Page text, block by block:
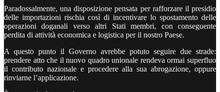
Paradossalmente, una disposizione pensata per rafforzare il presidio
delle importazioni rischia così di incentivare lo spostamento delle
operazioni doganali verso altri Stati membri, con conseguente
perdita di attività economica e logistica per il nostro Paese.
A questo punto il Governo avrebbe potuto seguire due strade:
prendere atto che il nuovo quadro unionale rendeva ormai superfluo
il contributo nazionale e procedere alla sua abrogazione, oppure
rinviarne l’applicazione.